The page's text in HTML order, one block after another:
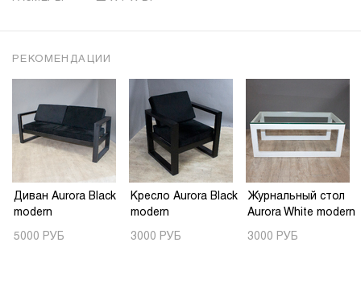
РЕКОМЕНДАЦИИ
Диван Aurora Black
modern
5000 РУБ
Кресло Aurora Black
modern
3000 РУБ
Журнальный стол
Aurora White modern
3000 РУБ